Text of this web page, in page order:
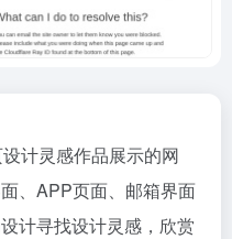
计灵感作品展示的网
、APP页面、邮箱界面
计寻找设计灵感，欣赏